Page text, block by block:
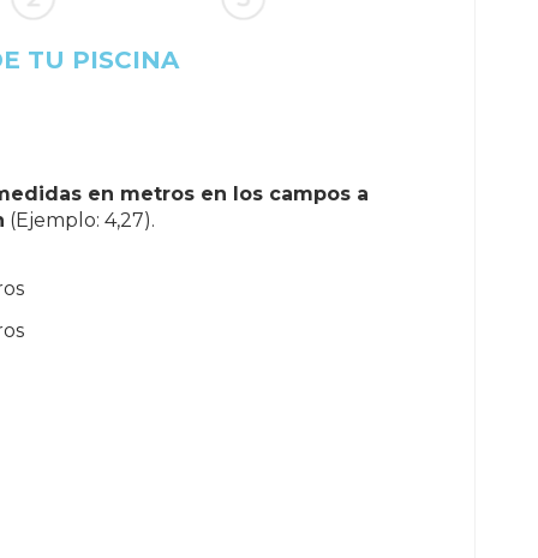
TU PISCINA
en metros en los campos a
(Ejemplo: 4,27).